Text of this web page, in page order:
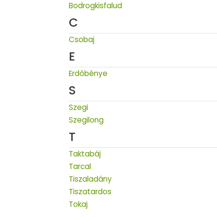
Bodrogkisfalud
C
Csobaj
E
Erdőbénye
S
Szegi
Szegilong
T
Taktabáj
Tarcal
Tiszaladány
Tiszatardos
Tokaj